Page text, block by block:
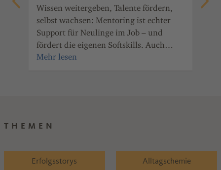
Wissen weitergeben, Talente fördern,
selbst wachsen: Mentoring ist echter
Support für Neulinge im Job – und
fördert die eigenen Softskills. Auch
Unternehmen der Chemie- und
THEMEN
Erfolgsstorys Alltagschemie